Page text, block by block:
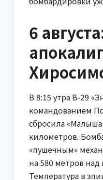
6
В 8:15 утра B-29
командованием
сбросила
километров.
«пушечным»
на 580 метров над
Температура в